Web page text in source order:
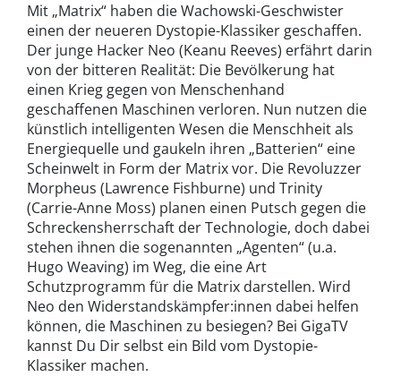
Mit „Matrix“ haben die Wachowski-Geschwister
einen der neueren Dystopie-Klassiker geschaffen.
Der junge Hacker Neo (Keanu Reeves) erfährt darin
von der bitteren Realität: Die Bevölkerung hat
einen Krieg gegen von Menschenhand
geschaffenen Maschinen verloren. Nun nutzen die
künstlich intelligenten Wesen die Menschheit als
Energiequelle und gaukeln ihren „Batterien“ eine
Scheinwelt in Form der Matrix vor. Die Revoluzzer
Morpheus (Lawrence Fishburne) und Trinity
(Carrie-Anne Moss) planen einen Putsch gegen die
Schreckensherrschaft der Technologie, doch dabei
stehen ihnen die sogenannten „Agenten“ (u.a.
Hugo Weaving) im Weg, die eine Art
Schutzprogramm für die Matrix darstellen. Wird
Neo den Widerstandskämpfer:innen dabei helfen
können, die Maschinen zu besiegen? Bei GigaTV
kannst Du Dir selbst ein Bild vom Dystopie-
Klassiker machen.